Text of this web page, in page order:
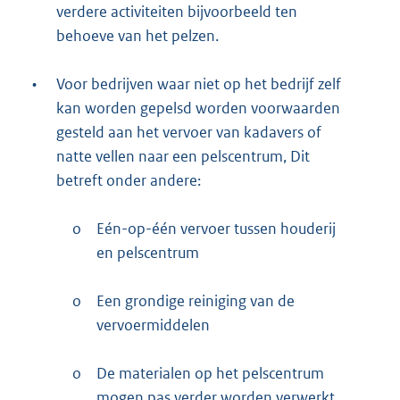
verdere activiteiten bijvoorbeeld ten
behoeve van het pelzen.
•
Voor bedrijven waar niet op het bedrijf zelf
kan worden gepelsd worden voorwaarden
gesteld aan het vervoer van kadavers of
natte vellen naar een pelscentrum, Dit
betreft onder andere:
o
Eén-op-één vervoer tussen houderij
en pelscentrum
o
Een grondige reiniging van de
vervoermiddelen
o
De materialen op het pelscentrum